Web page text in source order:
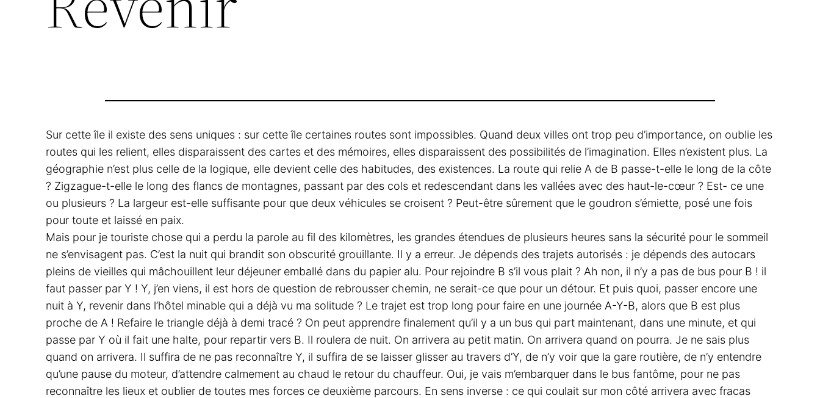
Sur cette île il existe des sens uniques : sur cette île certaines routes sont impossibles. Quand deux villes ont trop peu d’importance, on oublie les
routes qui les relient, elles disparaissent des cartes et des mémoires, elles disparaissent des possibilités de l’imagination. Elles n’existent plus. La
géographie n’est plus celle de la logique, elle devient celle des habitudes, des existences. La route qui relie A de B passe-t-elle le long de la côte
? Zigzague-t-elle le long des flancs de montagnes, passant par des cols et redescendant dans les vallées avec des haut-le-cœur ? Est- ce une
ou plusieurs ? La largeur est-elle suffisante pour que deux véhicules se croisent ? Peut-être sûrement que le goudron s’émiette, posé une fois
pour toute et laissé en paix.
Mais pour je touriste chose qui a perdu la parole au fil des kilomètres, les grandes étendues de plusieurs heures sans la sécurité pour le sommeil
ne s’envisagent pas. C’est la nuit qui brandit son obscurité grouillante. Il y a erreur. Je dépends des trajets autorisés : je dépends des autocars
pleins de vieilles qui mâchouillent leur déjeuner emballé dans du papier alu. Pour rejoindre B s’il vous plait ? Ah non, il n’y a pas de bus pour B ! il
faut passer par Y ! Y, j’en viens, il est hors de question de rebrousser chemin, ne serait-ce que pour un détour. Et puis quoi, passer encore une
nuit à Y, revenir dans l’hôtel minable qui a déjà vu ma solitude ? Le trajet est trop long pour faire en une journée A-Y-B, alors que B est plus
proche de A ! Refaire le triangle déjà à demi tracé ? On peut apprendre finalement qu’il y a un bus qui part maintenant, dans une minute, et qui
passe par Y où il fait une halte, pour repartir vers B. Il roulera de nuit. On arrivera au petit matin. On arrivera quand on pourra. Je ne sais plus
quand on arrivera. Il suffira de ne pas reconnaître Y, il suffira de se laisser glisser au travers d’Y, de n’y voir que la gare routière, de n’y entendre
qu’une pause du moteur, d’attendre calmement au chaud le retour du chauffeur. Oui, je vais m’embarquer dans le bus fantôme, pour ne pas
reconnaître les lieux et oublier de toutes mes forces ce deuxième parcours. En sens inverse : ce qui coulait sur mon côté arrivera avec fracas